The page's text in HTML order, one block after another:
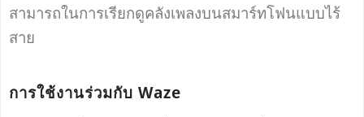
สามารถในการเรียกดูคลังเพลงบนสมาร์ทโฟนแบบไร้
สาย
การใช้งานร่วมกับ Waze